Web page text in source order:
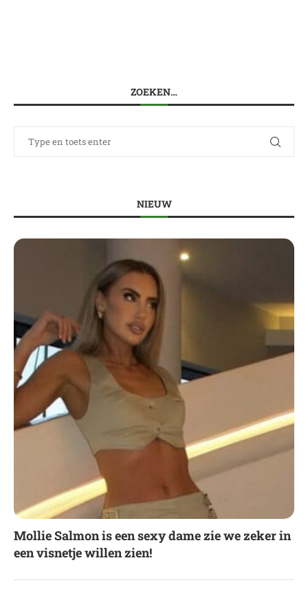
ZOEKEN…
NIEUW
Mollie Salmon is een sexy dame zie we zeker in
een visnetje willen zien!